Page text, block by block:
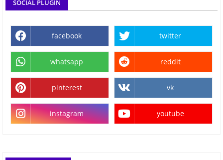
SOCIAL PLUGIN
facebook twitter
whatsapp reddit
pinterest vk
instagram youtube